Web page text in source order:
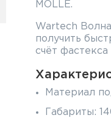
MOLLE.
Wartech
получить
счёт
Материал
Габариты: